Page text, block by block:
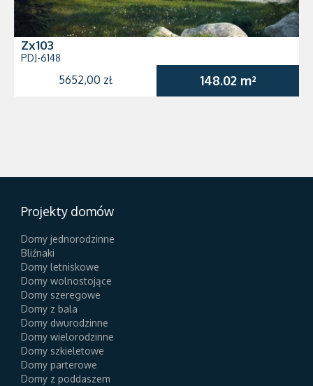
Zx103
PDJ-6148
5652,00 zł 148.02 m²
Projekty domów
Domy jednorodzinne
Bliźnaki
Domy letniskowe
Domy wolnostojące
Domy szeregowe
Domy z bala
Domy dwurodzinne
Domy wielorodzinne
Domy szkieletowe
Domy parterowe
Domy z poddaszem